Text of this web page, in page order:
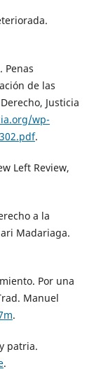
Penas
de las
Justicia
wp-
.
Left Review,
a la
Madariaga.
Por una
Manuel
.
patria.
.